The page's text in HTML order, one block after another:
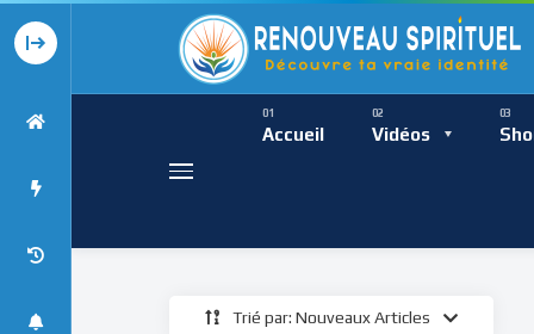
Accueil Vidéos
Présence
Présence
Trié par: Nouveaux Articles